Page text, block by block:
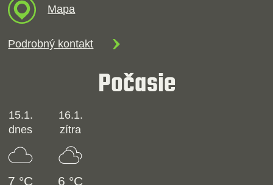
Mapa
Podrobný kontakt
Počasie
15.1.
dnes
7 °C
16.1.
zítra
6 °C